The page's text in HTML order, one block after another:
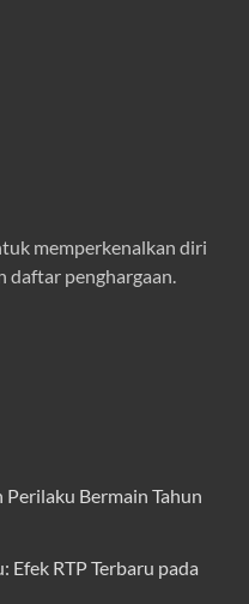
memperkenalkan diri
daftar penghargaan.
Bermain Tahun
Efek RTP Terbaru pada